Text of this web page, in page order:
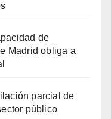
de
Madrid obliga a
parcial de
público